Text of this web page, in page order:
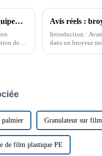
Perspectives d'équipements de lavage et de recyclage du plastique
de
Introduction :
dans un broyeur
palmier Granulateur sur film
de film plastique PE